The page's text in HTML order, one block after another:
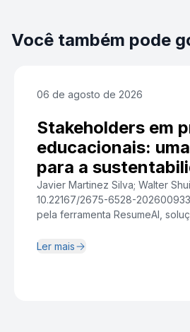
Você também pode
06 de agosto de 2026
Stakeholders em
educacionais:
para a
institucional
Javier Martinez Silva; Walter
10.22167/2675-6528-
pela ferramenta ResumeAI,
à síntese e redação. Resumo A
Ler mais